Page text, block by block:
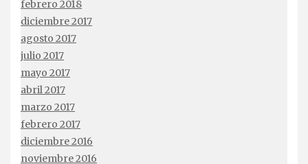
febrero 2018
diciembre 2017
agosto 2017
julio 2017
mayo 2017
abril 2017
marzo 2017
febrero 2017
diciembre 2016
noviembre 2016